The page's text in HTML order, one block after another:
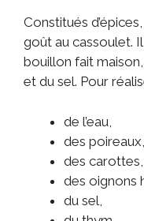
Constitués
goût au cassoulet.
bouillon fait
et du sel. Pour
de l’eau,
des poireaux,
des carottes,
des oignons
du sel,